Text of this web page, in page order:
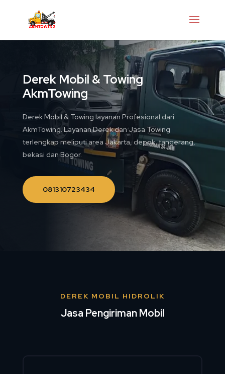
Derek Mobil & Towing
AkmTowing
Derek Mobil & Towing layanan Profesional dari
AkmTowing. Layanan Derek dan Jasa Towing
terlengkap meliputi area Jakarta, depok, tangerang,
bekasi dan Bogor.
081310723434
DEREK MOBIL HIDROLIK
Jasa Pengiriman Mobil